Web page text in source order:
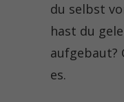
du selbst
hast du
aufgebaut?
es.